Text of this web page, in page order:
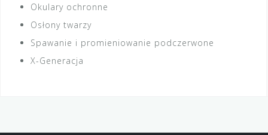
Okulary ochronne
Osłony twarzy
Spawanie i promieniowanie podczerwone
X-Generacja